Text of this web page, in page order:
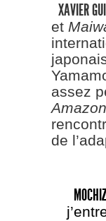
XAVIER
et
assez
de